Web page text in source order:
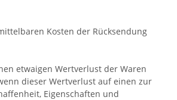
Kosten der Rücksendung
etwaigen Wertverlust der Waren
dieser Wertverlust auf einen zur
Eigenschaften und